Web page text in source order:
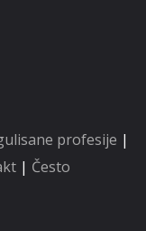
profesije |
| Često